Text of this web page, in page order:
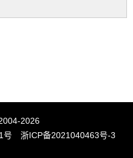
2026
号
浙ICP备2021040463号-3